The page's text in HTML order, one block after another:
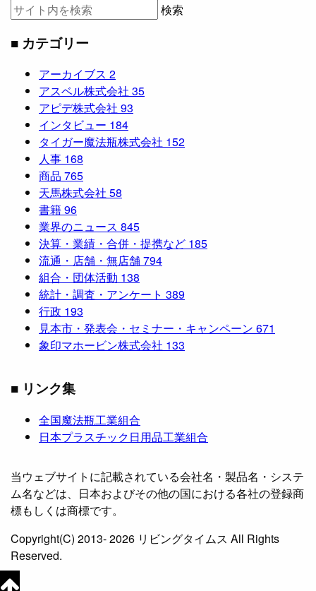
検索
■ カテゴリー
アーカイブス 2
アスベル株式会社 35
アピデ株式会社 93
インタビュー 184
タイガー魔法瓶株式会社 152
人事 168
商品 765
天馬株式会社 58
書籍96
業界のニュース 845
決算・業績・合併・提携など 185
流通・店舗・無店舗794
組合・団体活動 138
統計・調査・アンケート 389
行政 193
見本市・発表会・セミナー・キャンペーン 671
象印マホービン株式会社 133
■ リンク集
全国魔法瓶工業組合
日本プラスチック日用品工業組合
当ウェブサイトに記載されている会社名・製品名・システ
ム名などは、日本およびその他の国における各社の登録商
標もしくは商標です。
Copyright(C) 2013- 2026 リビングタイムス All Rights
Reserved.